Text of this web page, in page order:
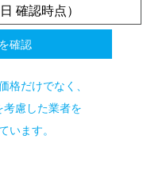
確認時点）
確認
格だけでなく、
慮した業者を
います。